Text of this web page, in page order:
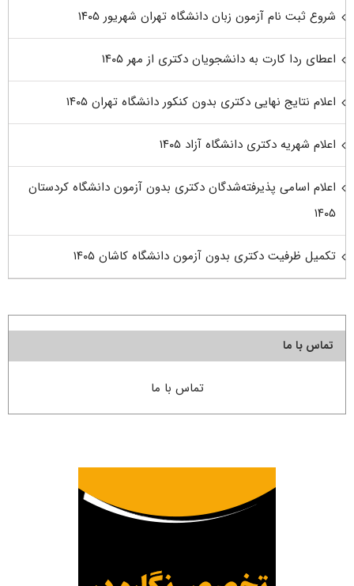
شروع ثبت نام آزمون زبان دانشگاه تهران شهریور ۱۴۰۵
اعطای ردا کارت به دانشجویان دکتری از مهر ۱۴۰۵
اعلام نتایج نهایی دکتری بدون کنکور دانشگاه تهران ۱۴۰۵
اعلام شهریه دکتری دانشگاه آزاد ۱۴۰۵
اعلام اسامی پذیرفته‌شدگان دکتری بدون آزمون دانشگاه کردستان
۱۴۰۵
تکمیل ظرفیت دکتری بدون آزمون دانشگاه کاشان ۱۴۰۵
تماس با ما
تماس با ما